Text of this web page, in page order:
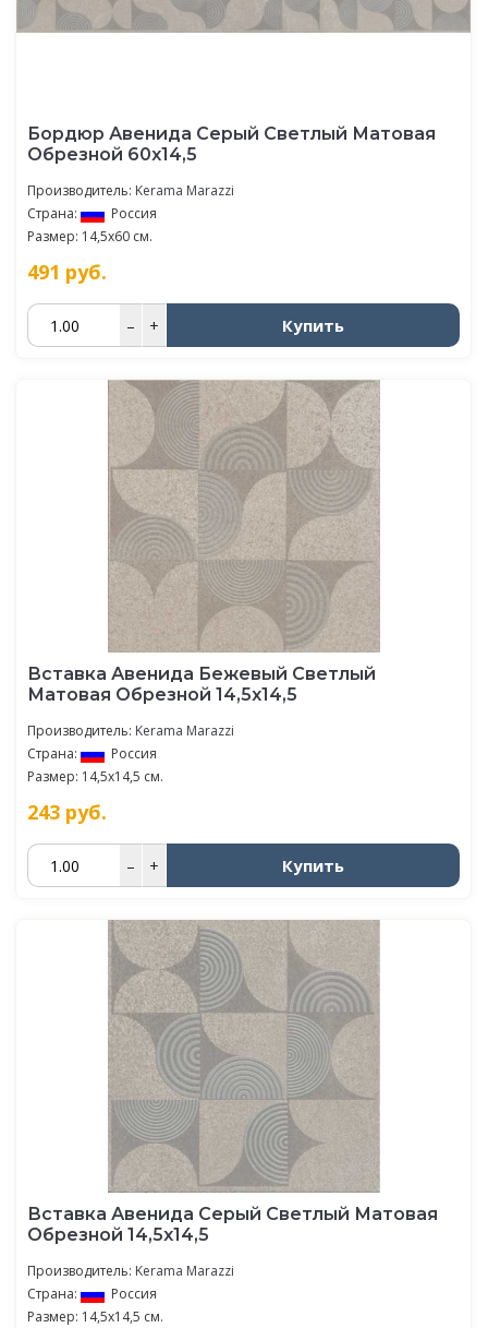
Бордюр Авенида Серый Светлый Матовая
Обрезной 60х14,5
Производитель: Kerama Marazzi
Страна:
Россия
Размер: 14,5x60 см.
491 руб.
– + Купить
Вставка Авенида Бежевый Светлый
Матовая Обрезной 14,5х14,5
Производитель: Kerama Marazzi
Страна:
Россия
Размер: 14,5x14,5 см.
243 руб.
– + Купить
Вставка Авенида Серый Светлый Матовая
Обрезной 14,5х14,5
Производитель: Kerama Marazzi
Страна:
Россия
Размер: 14,5x14,5 см.